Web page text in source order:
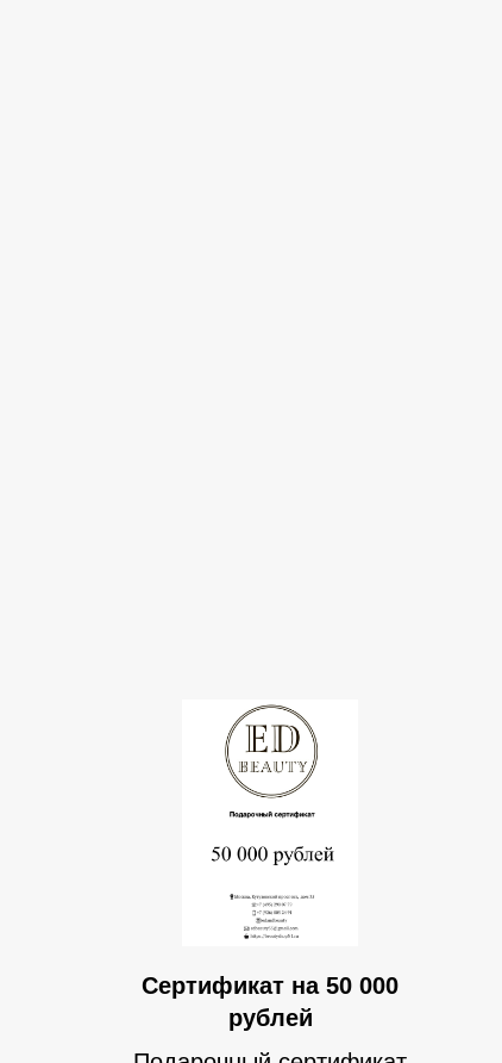
Сертификат на 50 000
рублей